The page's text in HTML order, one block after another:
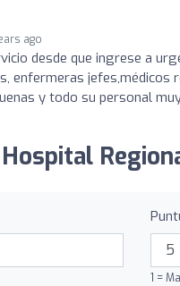
ago
desde que ingrese a
enfermeras
y todo su personal
1 =